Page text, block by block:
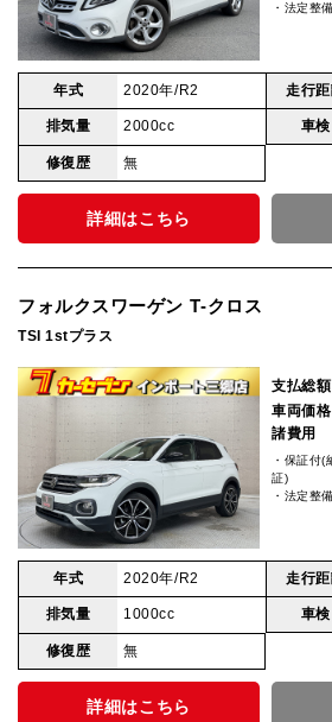
・法定整
年式 2020年/R2 走行
排気量 2000cc 車検
修復歴 無
詳細はこちら
フォルクスワーゲン T‐クロス
TSI 1stプラス
支払総
車両価格
諸費用
・保証付
証)
・法定整
年式 2020年/R2 走行
排気量 1000cc 車検
修復歴 無
詳細はこちら